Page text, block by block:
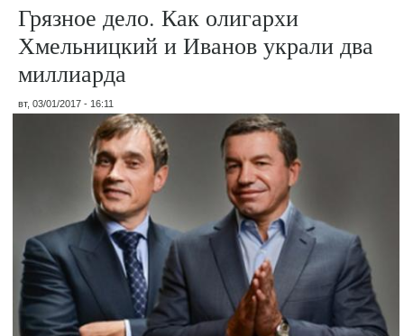
Грязное дело. Как олигархи
Хмельницкий и Иванов украли два
миллиарда
вт, 03/01/2017 - 16:11